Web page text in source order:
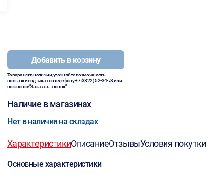
Добавить в корзину
Товара нет в наличии, уточняйте возможность
поставки под заказ по телефону+7 (3822) 52-34-73или
по кнопке "Заказать звонок"
Наличие в магазинах
Нет в наличии на складах
ХарактеристикиОписаниеОтзывыУсловия покупки
Основные характеристики